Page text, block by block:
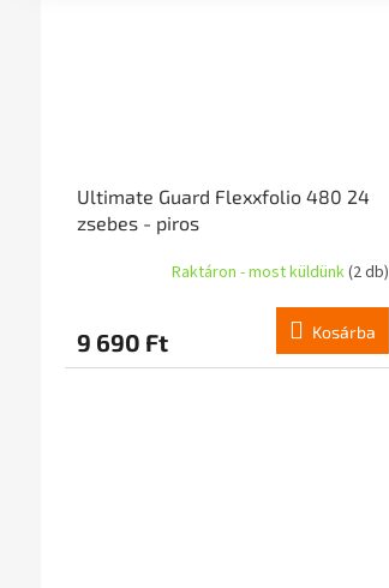
Ultimate Guard Flexxfolio 480 24
zsebes - piros
Raktáron - most küldünk(2 db)
9 690 Ft Kosárba